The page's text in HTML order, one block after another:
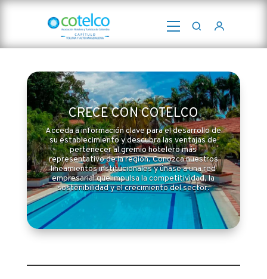
Abrir
CRECE CON COTELCO
Acceda a información clave para el desarrollo de
su establecimiento y descubra las ventajas de
pertenecer al gremio hotelero más
representativo de la región. Conozca nuestros
lineamientos institucionales y únase a una red
empresarial que impulsa la competitividad, la
sostenibilidad y el crecimiento del sector.